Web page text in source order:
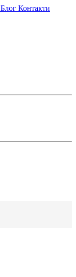
Блог Контакти